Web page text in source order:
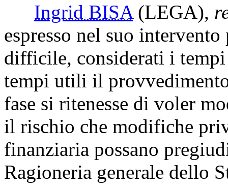
Ingrid BISA (LEGA),
espresso nel suo
difficile, considerati i tempi
tempi utili il
fase si ritenesse di voler
il rischio che modifiche
finanziaria possano
Ragioneria generale dello